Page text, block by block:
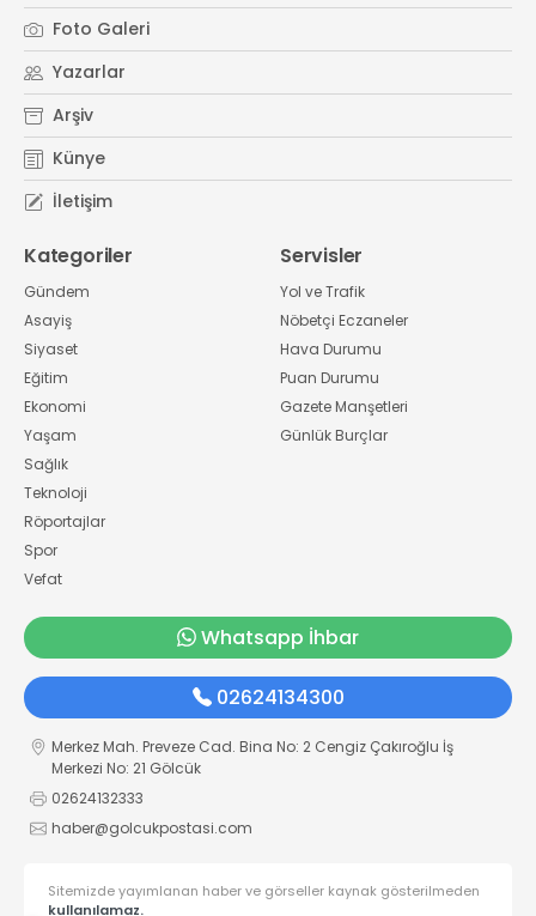
Foto Galeri
Yazarlar
Arşiv
Künye
İletişim
Kategoriler
Gündem
Asayiş
Siyaset
Eğitim
Ekonomi
Yaşam
Sağlık
Teknoloji
Röportajlar
Spor
Vefat
Servisler
Yol ve Trafik
Nöbetçi Eczaneler
Hava Durumu
Puan Durumu
Gazete Manşetleri
Günlük Burçlar
Whatsapp İhbar
02624134300
Merkez Mah. Preveze Cad. Bina No: 2 Cengiz Çakıroğlu İş
Merkezi No: 21 Gölcük
02624132333
haber@golcukpostasi.com
Sitemizde yayımlanan haber ve görseller kaynak gösterilmeden
kullanılamaz.